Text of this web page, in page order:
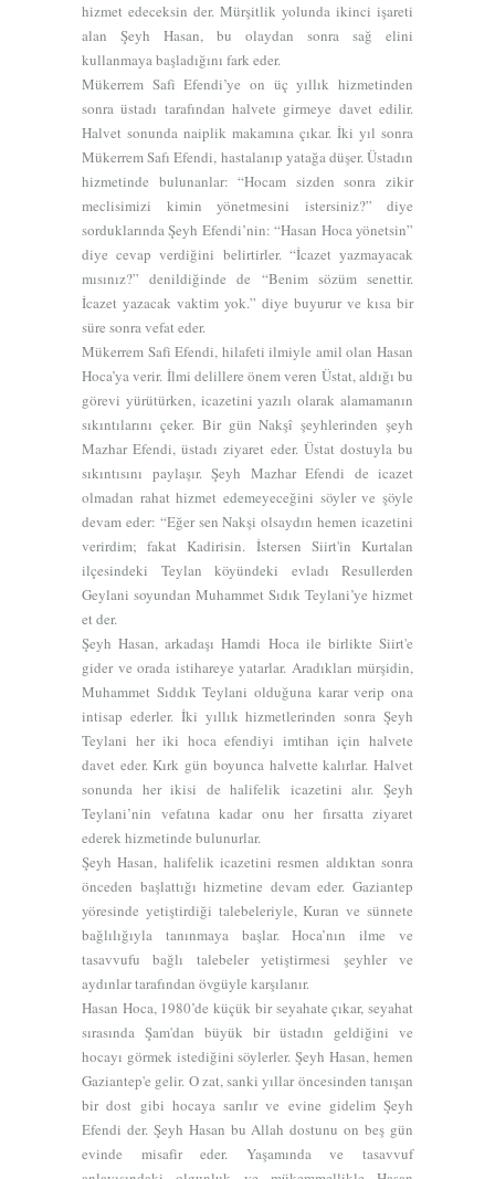
hizmet edeceksin der. Mürşitlik yolunda ikinci işareti
alan Şeyh Hasan, bu olaydan sonra sağ elini
kullanmaya başladığını fark eder.
Mükerrem Safi Efendi’ye on üç yıllık hizmetinden
sonra üstadı tarafından halvete girmeye davet edilir.
Halvet sonunda naiplik makamına çıkar. İki yıl sonra
Mükerrem Safı Efendi, hastalanıp yatağa düşer. Üstadın
hizmetinde bulunanlar: “Hocam sizden sonra zikir
meclisimizi kimin yönetmesini istersiniz?” diye
sorduklarında Şeyh Efendi’nin: “Hasan Hoca yönetsin”
diye cevap verdiğini belirtirler. “İcazet yazmayacak
mısınız?” denildiğinde de “Benim sözüm senettir.
İcazet yazacak vaktim yok.” diye buyurur ve kısa bir
süre sonra vefat eder.
Mükerrem Safi Efendi, hilafeti ilmiyle amil olan Hasan
Hoca’ya verir. İlmi delillere önem veren Üstat, aldığı bu
görevi yürütürken, icazetini yazılı olarak alamamanın
sıkıntılarını çeker. Bir gün Nakşî şeyhlerinden şeyh
Mazhar Efendi, üstadı ziyaret eder. Üstat dostuyla bu
sıkıntısını paylaşır. Şeyh Mazhar Efendi de icazet
olmadan rahat hizmet edemeyeceğini söyler ve şöyle
devam eder: “Eğer sen Nakşi olsaydın hemen icazetini
verirdim; fakat Kadirisin. İstersen Siirt'in Kurtalan
ilçesindeki Teylan köyündeki evladı Resullerden
Geylani soyundan Muhammet Sıdık Teylani’ye hizmet
et der.
Şeyh Hasan, arkadaşı Hamdi Hoca ile birlikte Siirt'e
gider ve orada istihareye yatarlar. Aradıkları mürşidin,
Muhammet Sıddık Teylani olduğuna karar verip ona
intisap ederler. İki yıllık hizmetlerinden sonra Şeyh
Teylani her iki hoca efendiyi imtihan için halvete
davet eder. Kırk gün boyunca halvette kalırlar. Halvet
sonunda her ikisi de halifelik icazetini alır. Şeyh
Teylani’nin vefatına kadar onu her fırsatta ziyaret
ederek hizmetinde bulunurlar.
Şeyh Hasan, halifelik icazetini resmen aldıktan sonra
önceden başlattığı hizmetine devam eder. Gaziantep
yöresinde yetiştirdiği talebeleriyle, Kuran ve sünnete
bağlılığıyla tanınmaya başlar. Hoca’nın ilme ve
tasavvufu bağlı talebeler yetiştirmesi şeyhler ve
aydınlar tarafından övgüyle karşılanır.
Hasan Hoca, 1980’de küçük bir seyahate çıkar, seyahat
sırasında Şam'dan büyük bir üstadın geldiğini ve
hocayı görmek istediğini söylerler. Şeyh Hasan, hemen
Gaziantep'e gelir. O zat, sanki yıllar öncesinden tanışan
bir dost gibi hocaya sarılır ve evine gidelim Şeyh
Efendi der. Şeyh Hasan bu Allah dostunu on beş gün
evinde misafir eder. Yaşamında ve tasavvuf